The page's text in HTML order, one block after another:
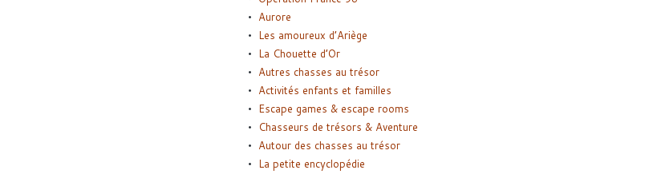
Aurore
Les amoureux d’Ariège
La Chouette d’Or
Autres chasses au trésor
Activités enfants et familles
Escape games & escape rooms
Chasseurs de trésors & Aventure
Autour des chasses au trésor
La petite encyclopédie